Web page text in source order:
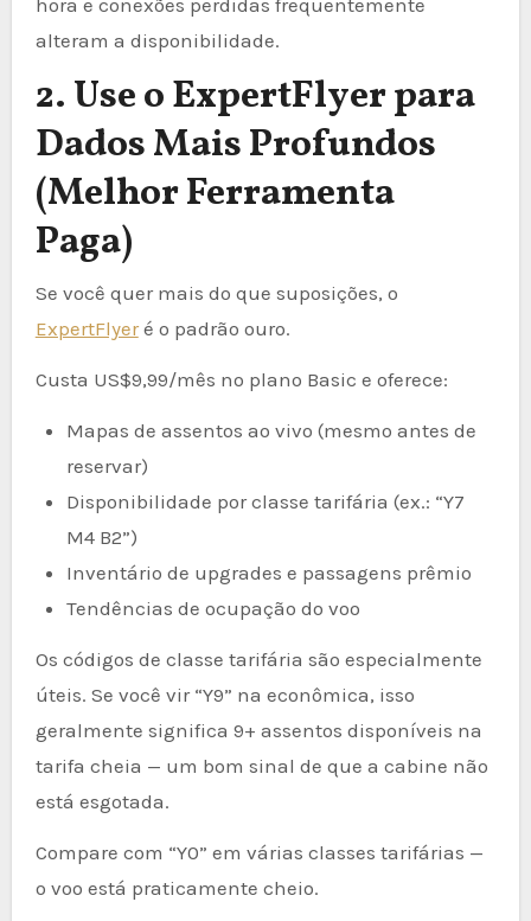
alteram a disponibilidade.
2. Use o ExpertFlyer para
Dados Mais Profundos
(Melhor Ferramenta
Paga)
Se você quer mais do que suposições, o
ExpertFlyeré o padrão ouro.
Custa US$9,99/mês no plano Basic e oferece:
Mapas de assentos ao vivo (mesmo antes de
reservar)
Disponibilidade por classe tarifária (ex.: “Y7
M4 B2”)
Inventário de upgrades e passagens prêmio
Tendências de ocupação do voo
Os códigos de classe tarifária são especialmente
úteis. Se você vir “Y9” na econômica, isso
geralmente significa 9+ assentos disponíveis na
tarifa cheia — um bom sinal de que a cabine não
está esgotada.
Compare com “Y0” em várias classes tarifárias —
o voo está praticamente cheio.